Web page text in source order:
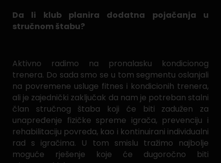
Da li klub planira dodatna pojačanja u
stručnom štabu?
Aktivno radimo na pronalasku kondicionog
trenera. Do sada smo se u tom segmentu oslanjali
na povremene usluge fitnes i kondicionih trenera,
ali je zajednički zaključak da nam je potreban stalni
član stručnog štaba koji će biti zadužen za
unapređenje fizičke spreme igrača, prevenciju i
rehabilitaciju povreda, kao i kontinuirani individualni
rad s igračima. U tom smislu tražimo najbolje
moguće rješenje koje će dugoročno biti